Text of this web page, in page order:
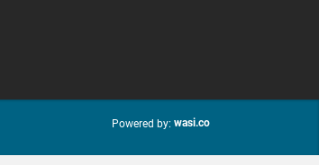
Powered by: wasi.co